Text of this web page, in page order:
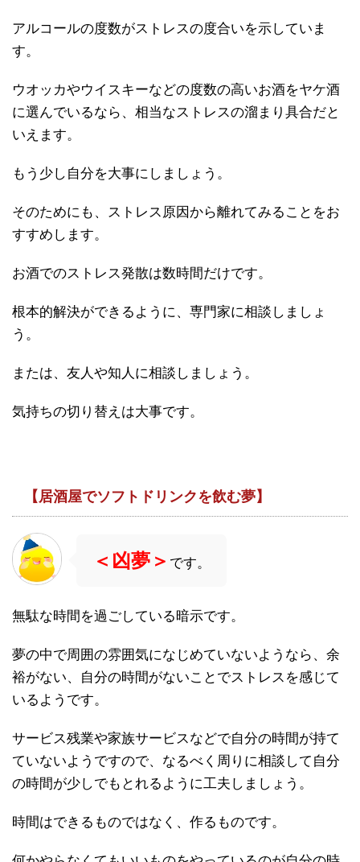
アルコールの度数がストレスの度合いを示していま
す。
ウオッカやウイスキーなどの度数の高いお酒をヤケ酒
に選んでいるなら、相当なストレスの溜まり具合だと
いえます。
もう少し自分を大事にしましょう。
そのためにも、ストレス原因から離れてみることをお
すすめします。
お酒でのストレス発散は数時間だけです。
根本的解決ができるように、専門家に相談しましょ
う。
または、友人や知人に相談しましょう。
気持ちの切り替えは大事です。
【居酒屋でソフトドリンクを飲む夢】
＜凶夢＞ です。
無駄な時間を過ごしている暗示です。
夢の中で周囲の雰囲気になじめていないようなら、余
裕がない、自分の時間がないことでストレスを感じて
いるようです。
サービス残業や家族サービスなどで自分の時間が持て
ていないようですので、なるべく周りに相談して自分
の時間が少しでもとれるように工夫しましょう。
時間はできるものではなく、作るものです。